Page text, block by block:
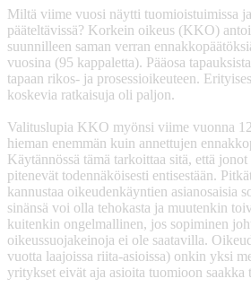
Miltä viime vuosi näytti tuomioistuimissa
pääteltävissä? Korkein oikeus (KKO)
suunnilleen saman verran
vuosina (95 kappaletta). Pääosa
tapaan rikos- ja prosessioikeuteen.
koskevia ratkaisuja oli paljon.
Valituslupia KKO myönsi viime vuonna
hieman enemmän kuin annettujen
Käytännössä tämä tarkoittaa sitä, että
pitenevät todennäköisesti entisestään.
kannustaa oikeudenkäyntien asianosaisia
sinänsä voi olla tehokasta ja muutenkin
kuitenkin ongelmallinen, jos sopiminen
oikeussuojakeinoja ei ole saatavilla.
vuotta laajoissa riita-asioissa) onkin yksi
yritykset eivät aja asioita tuomioon saakka